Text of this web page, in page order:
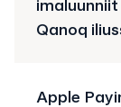
Qanoq
Apple